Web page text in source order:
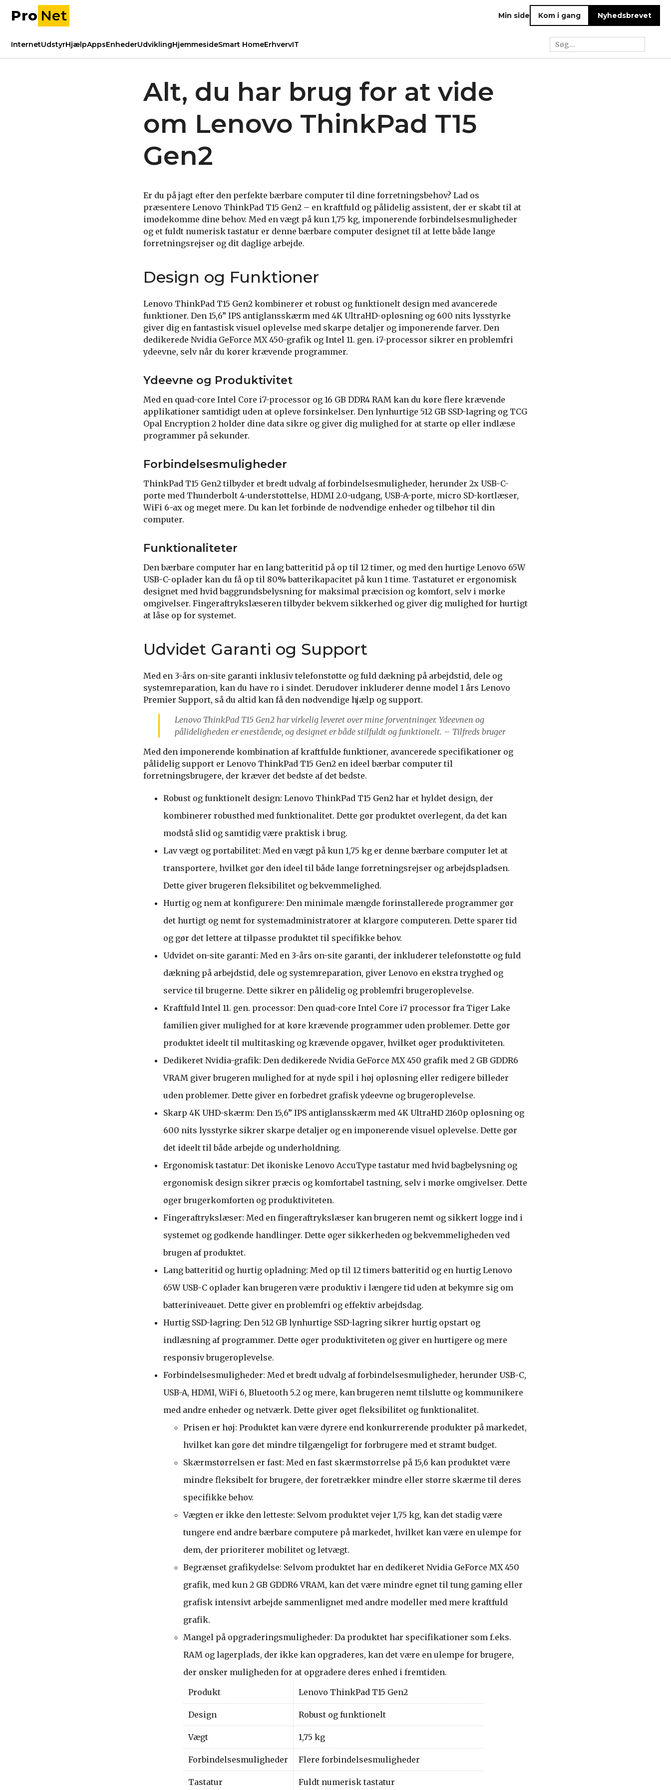
Pro Net Min side Kom i gang Nyhedsbrevet
InternetUdstyrHjælpAppsEnhederUdviklingHjemmesideSmart HomeErhvervIT
Alt, du har brug for at vide
om Lenovo ThinkPad T15
Gen2
Er du på jagt efter den perfekte bærbare computer til dine forretningsbehov? Lad os
præsentere Lenovo ThinkPad T15 Gen2 – en kraftfuld og pålidelig assistent, der er skabt til at
imødekomme dine behov. Med en vægt på kun 1,75 kg, imponerende forbindelsesmuligheder
og et fuldt numerisk tastatur er denne bærbare computer designet til at lette både lange
forretningsrejser og dit daglige arbejde.
Design og Funktioner
Lenovo ThinkPad T15 Gen2 kombinerer et robust og funktionelt design med avancerede
funktioner. Den 15,6” IPS antiglansskærm med 4K UltraHD-opløsning og 600 nits lysstyrke
giver dig en fantastisk visuel oplevelse med skarpe detaljer og imponerende farver. Den
dedikerede Nvidia GeForce MX 450-grafik og Intel 11. gen. i7-processor sikrer en problemfri
ydeevne, selv når du kører krævende programmer.
Ydeevne og Produktivitet
Med en quad-core Intel Core i7-processor og 16 GB DDR4 RAM kan du køre flere krævende
applikationer samtidigt uden at opleve forsinkelser. Den lynhurtige 512 GB SSD-lagring og TCG
Opal Encryption 2 holder dine data sikre og giver dig mulighed for at starte op eller indlæse
programmer på sekunder.
Forbindelsesmuligheder
ThinkPad T15 Gen2 tilbyder et bredt udvalg af forbindelsesmuligheder, herunder 2x USB-C-
porte med Thunderbolt 4-understøttelse, HDMI 2.0-udgang, USB-A-porte, micro SD-kortlæser,
WiFi 6-ax og meget mere. Du kan let forbinde de nødvendige enheder og tilbehør til din
computer.
Funktionaliteter
Den bærbare computer har en lang batteritid på op til 12 timer, og med den hurtige Lenovo 65W
USB-C-oplader kan du få op til 80% batterikapacitet på kun 1 time. Tastaturet er ergonomisk
designet med hvid baggrundsbelysning for maksimal præcision og komfort, selv i mørke
omgivelser. Fingeraftrykslæseren tilbyder bekvem sikkerhed og giver dig mulighed for hurtigt
at låse op for systemet.
Udvidet Garanti og Support
Med en 3-års on-site garanti inklusiv telefonstøtte og fuld dækning på arbejdstid, dele og
systemreparation, kan du have ro i sindet. Derudover inkluderer denne model 1 års Lenovo
Premier Support, så du altid kan få den nødvendige hjælp og support.
Lenovo ThinkPad T15 Gen2 har virkelig leveret over mine forventninger. Ydeevnen og
pålideligheden er enestående, og designet er både stilfuldt og funktionelt. – Tilfreds bruger
Med den imponerende kombination af kraftfulde funktioner, avancerede specifikationer og
pålidelig support er Lenovo ThinkPad T15 Gen2 en ideel bærbar computer til
forretningsbrugere, der kræver det bedste af det bedste.
Robust og funktionelt design: Lenovo ThinkPad T15 Gen2 har et hyldet design, der
kombinerer robusthed med funktionalitet. Dette gør produktet overlegent, da det kan
modstå slid og samtidig være praktisk i brug.
Lav vægt og portabilitet: Med en vægt på kun 1,75 kg er denne bærbare computer let at
transportere, hvilket gør den ideel til både lange forretningsrejser og arbejdspladsen.
Dette giver brugeren fleksibilitet og bekvemmelighed.
Hurtig og nem at konfigurere: Den minimale mængde forinstallerede programmer gør
det hurtigt og nemt for systemadministratorer at klargøre computeren. Dette sparer tid
og gør det lettere at tilpasse produktet til specifikke behov.
Udvidet on-site garanti: Med en 3-års on-site garanti, der inkluderer telefonstøtte og fuld
dækning på arbejdstid, dele og systemreparation, giver Lenovo en ekstra tryghed og
service til brugerne. Dette sikrer en pålidelig og problemfri brugeroplevelse.
Kraftfuld Intel 11. gen. processor: Den quad-core Intel Core i7 processor fra Tiger Lake
familien giver mulighed for at køre krævende programmer uden problemer. Dette gør
produktet ideelt til multitasking og krævende opgaver, hvilket øger produktiviteten.
Dedikeret Nvidia-grafik: Den dedikerede Nvidia GeForce MX 450 grafik med 2 GB GDDR6
VRAM giver brugeren mulighed for at nyde spil i høj opløsning eller redigere billeder
uden problemer. Dette giver en forbedret grafisk ydeevne og brugeroplevelse.
Skarp 4K UHD-skærm: Den 15,6” IPS antiglansskærm med 4K UltraHD 2160p opløsning og
600 nits lysstyrke sikrer skarpe detaljer og en imponerende visuel oplevelse. Dette gør
det ideelt til både arbejde og underholdning.
Ergonomisk tastatur: Det ikoniske Lenovo AccuType tastatur med hvid bagbelysning og
ergonomisk design sikrer præcis og komfortabel tastning, selv i mørke omgivelser. Dette
øger brugerkomforten og produktiviteten.
Fingeraftrykslæser: Med en fingeraftrykslæser kan brugeren nemt og sikkert logge ind i
systemet og godkende handlinger. Dette øger sikkerheden og bekvemmeligheden ved
brugen af produktet.
Lang batteritid og hurtig opladning: Med op til 12 timers batteritid og en hurtig Lenovo
65W USB-C oplader kan brugeren være produktiv i længere tid uden at bekymre sig om
batteriniveauet. Dette giver en problemfri og effektiv arbejdsdag.
Hurtig SSD-lagring: Den 512 GB lynhurtige SSD-lagring sikrer hurtig opstart og
indlæsning af programmer. Dette øger produktiviteten og giver en hurtigere og mere
responsiv brugeroplevelse.
Forbindelsesmuligheder: Med et bredt udvalg af forbindelsesmuligheder, herunder USB-C,
USB-A, HDMI, WiFi 6, Bluetooth 5.2 og mere, kan brugeren nemt tilslutte og kommunikere
med andre enheder og netværk. Dette giver øget fleksibilitet og funktionalitet.
Prisen er høj: Produktet kan være dyrere end konkurrerende produkter på markedet,
hvilket kan gøre det mindre tilgængeligt for forbrugere med et stramt budget.
Skærmstørrelsen er fast: Med en fast skærmstørrelse på 15,6 kan produktet være
mindre fleksibelt for brugere, der foretrækker mindre eller større skærme til deres
specifikke behov.
Vægten er ikke den letteste: Selvom produktet vejer 1,75 kg, kan det stadig være
tungere end andre bærbare computere på markedet, hvilket kan være en ulempe for
dem, der prioriterer mobilitet og letvægt.
Begrænset grafikydelse: Selvom produktet har en dedikeret Nvidia GeForce MX 450
grafik, med kun 2 GB GDDR6 VRAM, kan det være mindre egnet til tung gaming eller
grafisk intensivt arbejde sammenlignet med andre modeller med mere kraftfuld
grafik.
Mangel på opgraderingsmuligheder: Da produktet har specifikationer som f.eks.
RAM og lagerplads, der ikke kan opgraderes, kan det være en ulempe for brugere,
der ønsker muligheden for at opgradere deres enhed i fremtiden.
Produkt
Lenovo ThinkPad T15 Gen2
Design Robust og funktionelt
Vægt 1,75 kg
Forbindelsesmuligheder Flere forbindelsesmuligheder
Tastatur Fuldt numerisk tastatur